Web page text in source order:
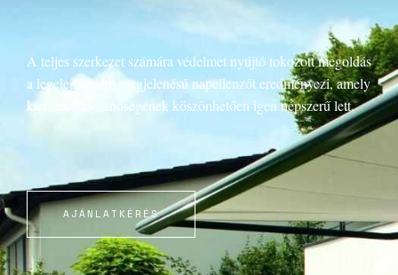
A teljes szerkezet számára védelmet nyújtó tokozott megoldás
a legelegánsabb megjelenésű napellenzőt eredményezi, amely
kiemelkedő minőségének köszönhetően igen népszerű lett.
AJÁNLATKÉRÉS